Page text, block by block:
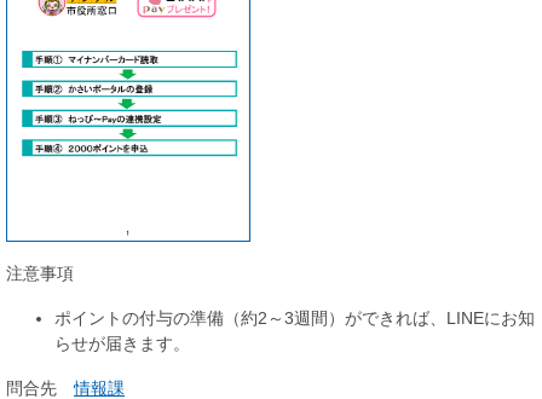
注意事項
ポイントの付与の準備（約2～3週間）ができれば、LINEにお知
らせが届きます。
問合先情報課